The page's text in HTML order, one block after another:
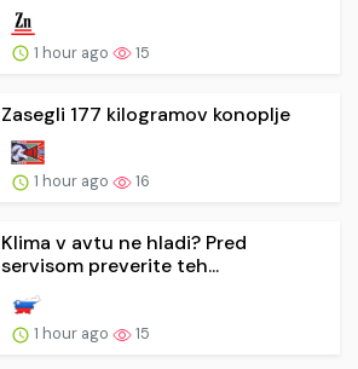
1 hour ago 15
Zasegli 177 kilogramov konoplje
1 hour ago 16
Klima v avtu ne hladi? Pred
servisom preverite teh...
1 hour ago 15